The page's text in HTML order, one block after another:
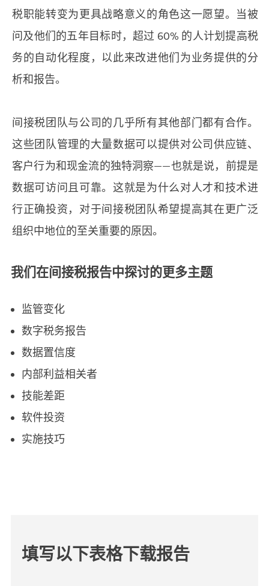
税职能转变为更具战略意义的角色这一愿望。当被
问及他们的五年目标时，超过 60% 的人计划提高税
务的自动化程度，以此来改进他们为业务提供的分
析和报告。
间接税团队与公司的几乎所有其他部门都有合作。
这些团队管理的大量数据可以提供对公司供应链、
客户行为和现金流的独特洞察——也就是说，前提是
数据可访问且可靠。这就是为什么对人才和技术进
行正确投资，对于间接税团队希望提高其在更广泛
组织中地位的至关重要的原因。
我们在间接税报告中探讨的更多主题
监管变化
数字税务报告
数据置信度
内部利益相关者
技能差距
软件投资
实施技巧
填写以下表格下载报告